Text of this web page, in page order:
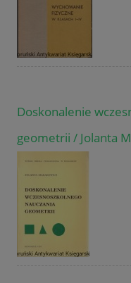
Doskonalenie
geometrii / Jolanta